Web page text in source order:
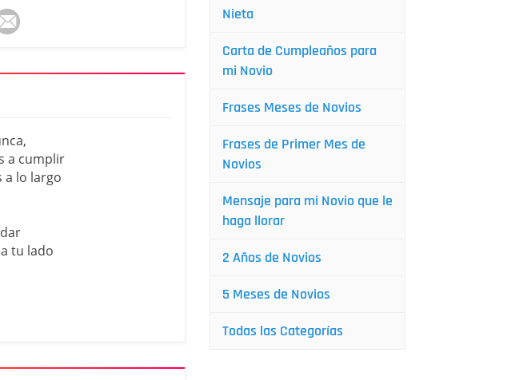
a cumplir
a lo largo
tu lado
Nieta
Carta de Cumpleaños para
mi Novio
Frases Meses de Novios
Frases de Primer Mes de
Novios
Mensaje para mi Novio que le
haga llorar
2 Años de Novios
5 Meses de Novios
Todas las Categorías